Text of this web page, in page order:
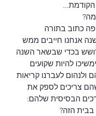
כתוב בתורה
אנחנו חייבים ממש
בכדי שבשאר השנה
להיות שקועים
ולנהום לעברנו קריאות
צריכים לספק את
הבסיסית שלהם:
בבית הזה?